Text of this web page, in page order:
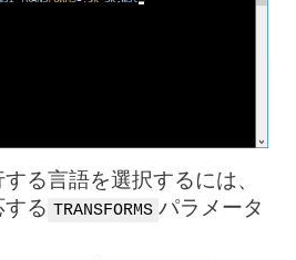
る言語を選択するには、
る TRANSFORMS パラメータ